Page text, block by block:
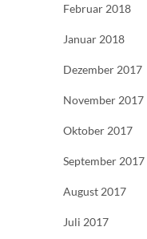
Februar 2018
Januar 2018
Dezember 2017
November 2017
Oktober 2017
September 2017
August 2017
Juli 2017